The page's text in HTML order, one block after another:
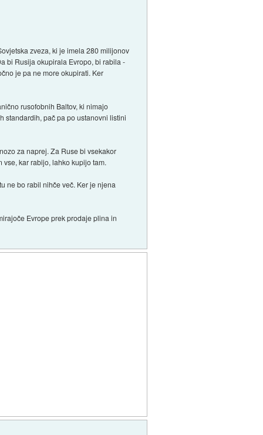
zveza, ki je imela 280 milijonov
bi Rusija okupirala Evropo, bi rabila -
je pa ne more okupirati. Ker
rusofobnih Baltov, ki nimajo
standardih, pač pa po ustanovni listini
za naprej. Za Ruse bi vsekakor
kar rabijo, lahko kupijo tam.
ne bo rabil nihče več. Ker je njena
Evrope prek prodaje plina in